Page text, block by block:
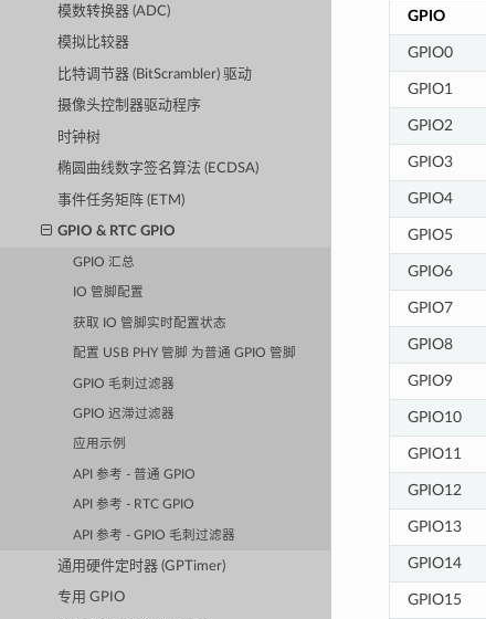
模数转换器 (ADC)
模拟比较器
比特调节器 (BitScrambler) 驱动
摄像头控制器驱动程序
时钟树
椭圆曲线数字签名算法 (ECDSA)
事件任务矩阵 (ETM)
GPIO & RTC GPIO
GPIO 汇总
IO 管脚配置
获取 IO 管脚实时配置状态
配置 USB PHY 管脚 为普通 GPIO 管脚
GPIO 毛刺过滤器
GPIO 迟滞过滤器
应用示例
API 参考 - 普通 GPIO
API 参考 - RTC GPIO
API 参考 - GPIO 毛刺过滤器
通用硬件定时器 (GPTimer)
专用 GPIO
GPIO
GPIO0
GPIO1
GPIO2
GPIO3
GPIO4
GPIO5
GPIO6
GPIO7
GPIO8
GPIO9
GPIO10
GPIO11
GPIO12
GPIO13
GPIO14
GPIO15